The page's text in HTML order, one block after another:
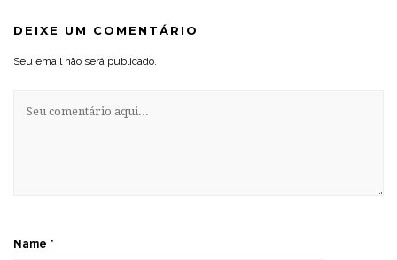
DEIXE UM COMENTÁRIO
Seu email não será publicado.
Name *